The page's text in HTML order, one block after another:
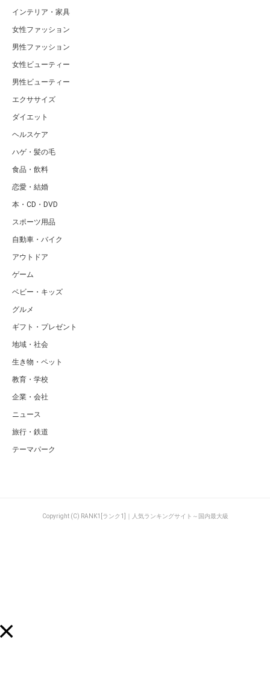
インテリア・家具
女性ファッション
男性ファッション
女性ビューティー
男性ビューティー
エクササイズ
ダイエット
ヘルスケア
ハゲ・髪の毛
食品・飲料
恋愛・結婚
本・CD・DVD
スポーツ用品
自動車・バイク
アウトドア
ゲーム
ベビー・キッズ
グルメ
ギフト・プレゼント
地域・社会
生き物・ペット
教育・学校
企業・会社
ニュース
旅行・鉄道
テーマパーク
Copyright (C) RANK1[ランク1]｜人気ランキングサイト～国内最大級